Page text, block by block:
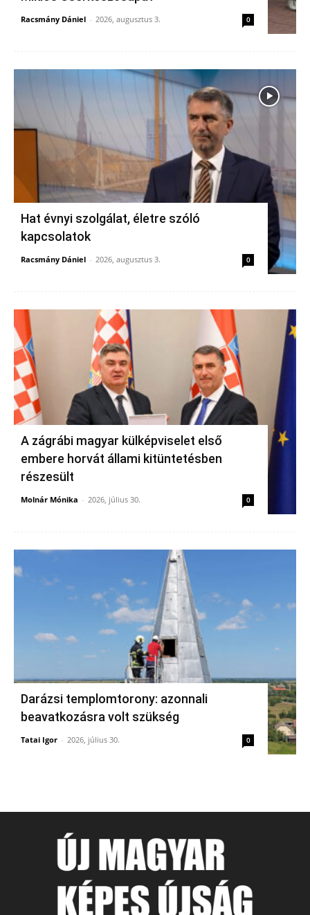
Racsmány Dániel - 2026, augusztus 3. 0
Hat évnyi szolgálat, életre szóló
kapcsolatok
Racsmány Dániel - 2026, augusztus 3. 0
A zágrábi magyar külképviselet első
embere horvát állami kitüntetésben
részesült
Molnár Mónika - 2026, július 30. 0
Darázsi templomtorony: azonnali
beavatkozásra volt szükség
Tatai Igor - 2026, július 30. 0